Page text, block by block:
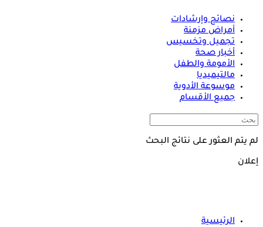
نصائح وإرشادات
أمراض مزمنة
تجميل وتخسيس
أخبار صحة
الأمومة والطفل
مالتيميديا
موسوعة الأدوية
جميع الأقسام
لم يتم العثور على نتائج البحث
إعلان
الرئيسية